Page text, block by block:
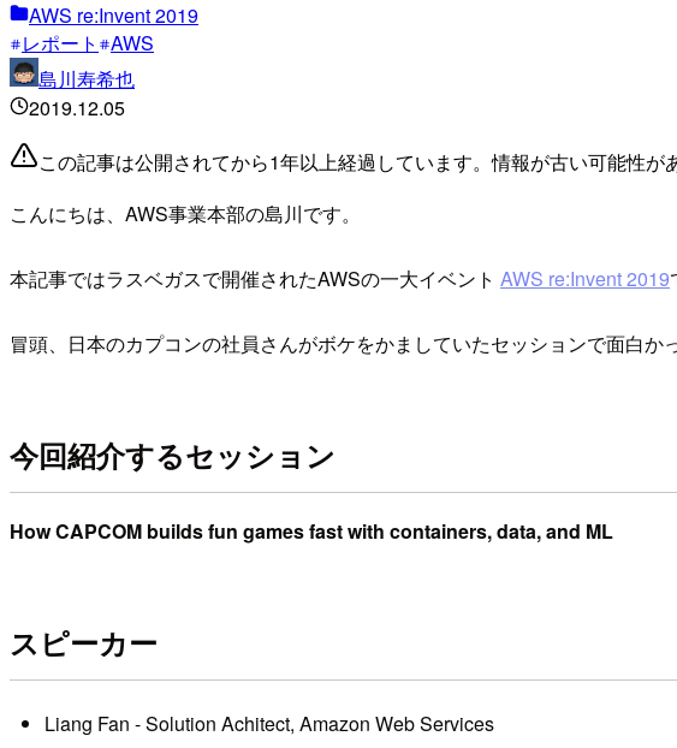
AWS re:Invent 2019
レポート
AWS
島川寿希也
2019.12.05
この記事は公開されてから1年以上経過しています。情報が古い可能性が
こんにちは、AWS事業本部の島川です。
本記事ではラスベガスで開催されたAWSの一大イベント AWS re:Invent 2019
冒頭、日本のカプコンの社員さんがボケをかましていたセッションで面白か
今回紹介するセッション
How CAPCOM builds fun games fast with containers, data, and ML
スピーカー
Liang Fan - Solution Achitect, Amazon Web Services